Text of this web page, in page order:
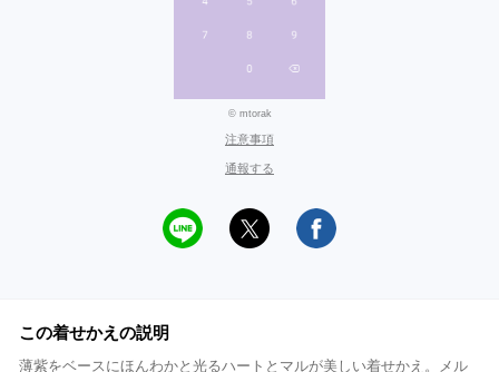
© mtorak
注意事項
通報する
この着せかえの説明
薄紫をベースにほんわかと光るハートとマルが美しい着せかえ。メル